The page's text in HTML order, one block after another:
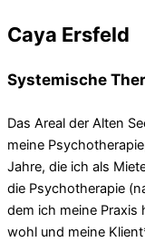
Caya Ersfeld
Systemische
Das Areal der Alten
meine
Jahre, die ich als
die Psychotherapie
dem ich meine Praxis
wohl und meine